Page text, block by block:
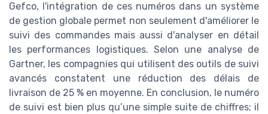
Gefco, l'intégration de ces numéros dans un système
de gestion globale permet non seulement d'améliorer le
suivi des commandes mais aussi d'analyser en détail
les performances logistiques. Selon une analyse de
Gartner, les compagnies qui utilisent des outils de suivi
avancés constatent une réduction des délais de
livraison de 25 % en moyenne. En conclusion, le numéro
de suivi est bien plus qu’une simple suite de chiffres; il